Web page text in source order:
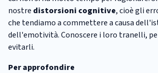
nostre distorsioni cognitive, cioè gli
che tendiamo a commettere a causa
dell'emotività. Conoscere i loro tranelli,
evitarli.
Per approfondire